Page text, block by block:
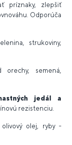
príznaky, zlepšiť
Odporúča
strukoviny,
semená,
jedál a
rezistenciu.
olej, ryby -